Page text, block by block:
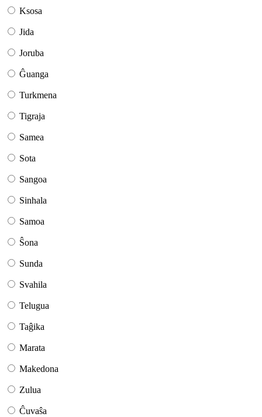
Ksosa
Jida
Joruba
Ĝuanga
Turkmena
Tigraja
Samea
Sota
Sangoa
Sinhala
Samoa
Ŝona
Sunda
Svahila
Telugua
Taĝika
Marata
Makedona
Zulua
Ĉuvaŝa